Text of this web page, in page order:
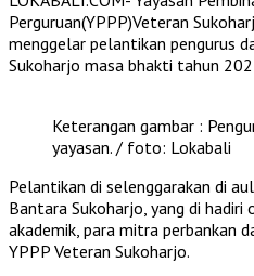
Perguruan(YPPP)Veteran
menggelar pelantikan pengurus
Sukoharjo masa bhakti tahun
Keterangan gambar :
yayasan. / foto: Lokabali
Pelantikan di selenggarakan di
Bantara Sukoharjo, yang di hadiri
akademik, para mitra perbankan
YPPP Veteran Sukoharjo.